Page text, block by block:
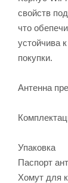
свойств
что
устойчива
покупки.
Антенна
Упаковка
Паспорт
Хомут для